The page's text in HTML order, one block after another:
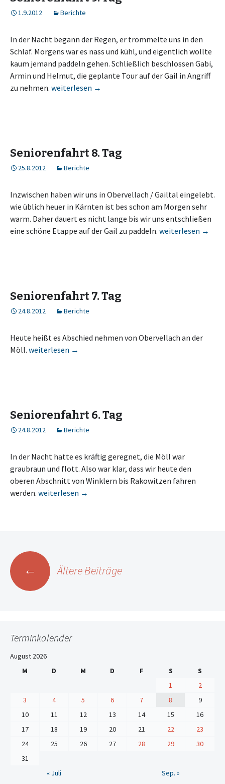
1.9.2012 Berichte
In der Nacht begann der Regen, er trommelte uns in den
Schlaf. Morgens war es nass und kühl, und eigentlich wollte
kaum jemand paddeln gehen. Schließlich beschlossen Gabi,
Armin und Helmut, die geplante Tour auf der Gail in Angriff
zu nehmen. Seniorenfahrt 9. Tag
weiterlesen →
Seniorenfahrt 8. Tag
25.8.2012 Berichte
Inzwischen haben wir uns in Obervellach / Gailtal eingelebt.
wie üblich heuer in Kärnten ist bes schon am Morgen sehr
warm. Daher dauert es nicht lange bis wir uns entschließen
eine schöne Etappe auf der Gail zu paddeln. Seniorenfahrt 8.
weiterlesen →
Seniorenfahrt 7. Tag
24.8.2012 Berichte
Heute heißt es Abschied nehmen von Obervellach an der
Möll. Seniorenfahrt 7. Tag
weiterlesen →
Seniorenfahrt 6. Tag
24.8.2012 Berichte
In der Nacht hatte es kräftig geregnet, die Möll war
graubraun und flott. Also war klar, dass wir heute den
oberen Abschnitt von Winklern bis Rakowitzen fahren
werden. Seniorenfahrt 6. Tag
weiterlesen →
Beitrags-
Navigation
← Ältere Beiträge
Terminkalender
August 2026
M
D M D F S
S
1
2
3
4 5 6 7 8
9
10
11 12 13 14 15
16
17
18 19 20 21 22
23
24
25 26 27 28 29
30
31
« Juli
Sep. »